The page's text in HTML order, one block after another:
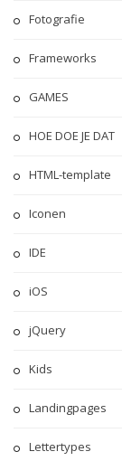
Fotografie
Frameworks
GAMES
HOE DOE JE DAT
HTML-template
Iconen
IDE
iOS
jQuery
Kids
Landingpages
Lettertypes